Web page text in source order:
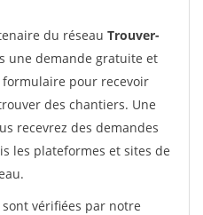
du réseau Trouver-
une demande gratuite et
pour recevoir
des chantiers. Une
recevrez des demandes
les plateformes et sites de
vérifiées par notre